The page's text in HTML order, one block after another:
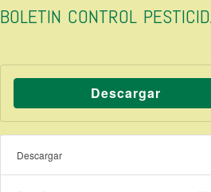
BOLETIN CONTROL
Descargar
Descargar